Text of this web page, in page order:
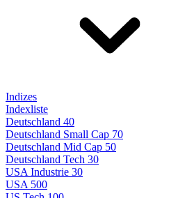
Indizes
Indexliste
Deutschland 40
Deutschland Small Cap 70
Deutschland Mid Cap 50
Deutschland Tech 30
USA Industrie 30
USA 500